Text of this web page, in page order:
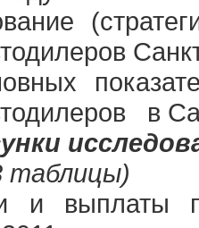
в
таблицы)
и выплаты